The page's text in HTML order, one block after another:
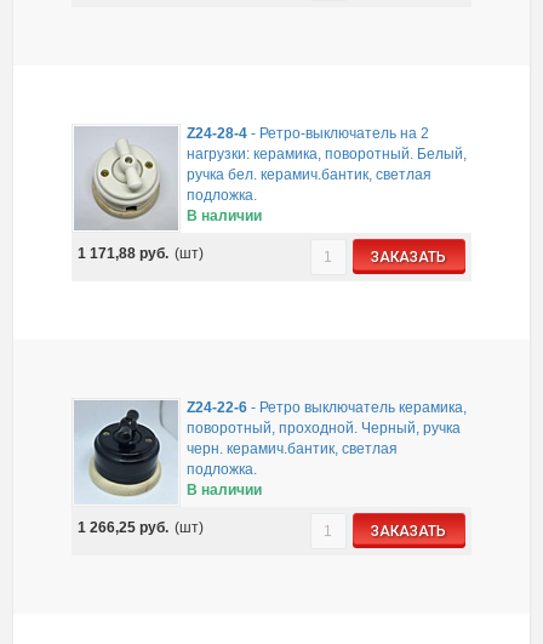
Z24-28-4 - Ретро-выключатель на 2
нагрузки: керамика, поворотный. Белый,
ручка бел. керамич.бантик, светлая
подложка.
В наличии
1 171,88руб. (шт) ЗАКАЗАТЬ
Z24-22-6 - Ретро выключатель керамика,
поворотный, проходной. Черный, ручка
черн. керамич.бантик, светлая
подложка.
В наличии
1 266,25руб. (шт) ЗАКАЗАТЬ